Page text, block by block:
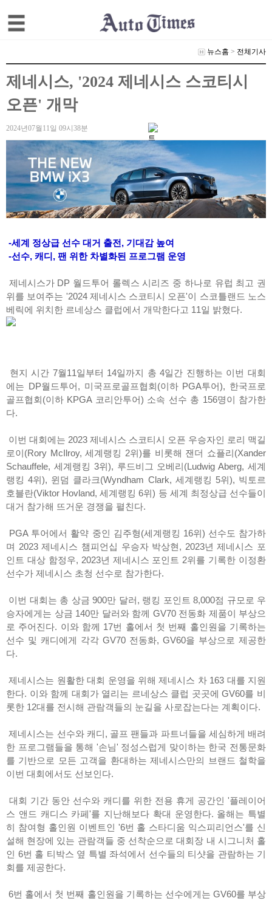
뉴스홈 > 전체기사
제네시스, '2024 제네시스 스코티시
오픈' 개막
2024년07월11일 09시38분
-세계 정상급 선수 대거 출전, 기대감 높여
-선수, 캐디, 팬 위한 차별화된 프로그램 운영
제네시스가 DP 월드투어 롤렉스 시리즈 중 하나로 유럽 최고 권
위를 보여주는 '2024 제네시스 스코티시 오픈'이 스코틀랜드 노스
베릭에 위치한 르네상스 클럽에서 개막한다고 11일 밝혔다.
현지 시간 7월11일부터 14일까지 총 4일간 진행하는 이번 대회
에는 DP월드투어, 미국프로골프협회(이하 PGA투어), 한국프로
골프협회(이하 KPGA 코리안투어) 소속 선수 총 156명이 참가한
다.
이번 대회에는 2023 제네시스 스코티시 오픈 우승자인 로리 맥길
로이(Rory McIlroy, 세계랭킹 2위)를 비롯해 잰더 쇼플리(Xander
Schauffele, 세계랭킹 3위), 루드비그 오베리(Ludwig Aberg, 세계
랭킹 4위), 윈덤 클라크(Wyndham Clark, 세계랭킹 5위), 빅토르
호블란(Viktor Hovland, 세계랭킹 6위) 등 세계 최정상급 선수들이
대거 참가해 뜨거운 경쟁을 펼친다.
PGA 투어에서 활약 중인 김주형(세계랭킹 16위) 선수도 참가하
며 2023 제네시스 챔피언십 우승자 박상현, 2023년 제네시스 포
인트 대상 함정우, 2023년 제네시스 포인트 2위를 기록한 이정환
선수가 제네시스 초청 선수로 참가한다.
이번 대회는 총 상금 900만 달러, 랭킹 포인트 8,000점 규모로 우
승자에게는 상금 140만 달러와 함께 GV70 전동화 제품이 부상으
로 주어진다. 이와 함께 17번 홀에서 첫 번째 홀인원을 기록하는
선수 및 캐디에게 각각 GV70 전동화, GV60을 부상으로 제공한
다.
제네시스는 원활한 대회 운영을 위해 제네시스 차 163 대를 지원
한다. 이와 함께 대회가 열리는 르네상스 클럽 곳곳에 GV60를 비
롯한 12대를 전시해 관람객들의 눈길을 사로잡는다는 계획이다.
제네시스는 선수와 캐디, 골프 팬들과 파트너들을 세심하게 배려
한 프로그램들을 통해 '손님' 정성스럽게 맞이하는 한국 전통문화
를 기반으로 모든 고객을 환대하는 제네시스만의 브랜드 철학을
이번 대회에서도 선보인다.
대회 기간 동안 선수와 캐디를 위한 전용 휴게 공간인 '플레이어
스 앤드 캐디스 카페'를 지난해보다 확대 운영한다. 올해는 특별
히 참여형 홀인원 이벤트인 '6번 홀 스타디움 익스피리언스'를 신
설해 현장에 있는 관람객들 중 선착순으로 대회장 내 시그니처 홀
인 6번 홀 티박스 옆 특별 좌석에서 선수들의 티샷을 관람하는 기
회를 제공한다.
6번 홀에서 첫 번째 홀인원을 기록하는 선수에게는 GV60를 부상